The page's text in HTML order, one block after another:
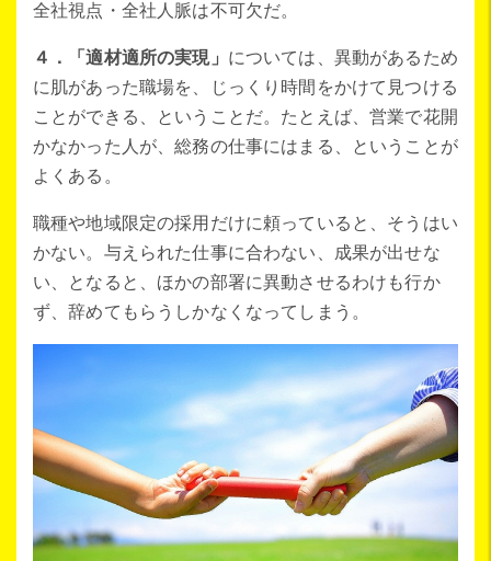
全社視点・全社人脈は不可欠だ。
４．「適材適所の実現」 については、異動があるため
に肌があった職場を、じっくり時間をかけて見つける
ことができる、ということだ。たとえば、営業で花開
かなかった人が、総務の仕事にはまる、ということが
よくある。
職種や地域限定の採用だけに頼っていると、そうはい
かない。与えられた仕事に合わない、成果が出せな
い、となると、ほかの部署に異動させるわけも行か
ず、辞めてもらうしかなくなってしまう。